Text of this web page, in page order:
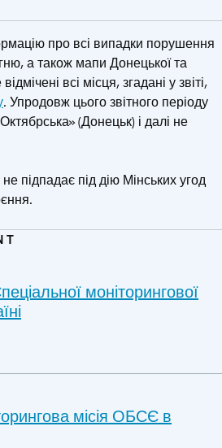
про всі випадки порушення
а також мапи Донецької та
всі місця, згадані у звіті,
. Упродовж цього звітного періоду
(Донецьк) і далі не
підпадає під дію Мінських угод
моніторингової
місія ОБСЄ в